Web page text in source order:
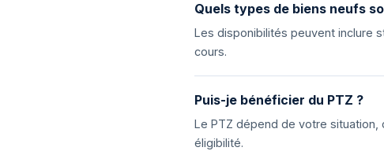
Quels types de biens neufs
Les disponibilités peuvent inclure
cours.
Puis-je bénéficier du PTZ ?
Le PTZ dépend de votre
éligibilité.